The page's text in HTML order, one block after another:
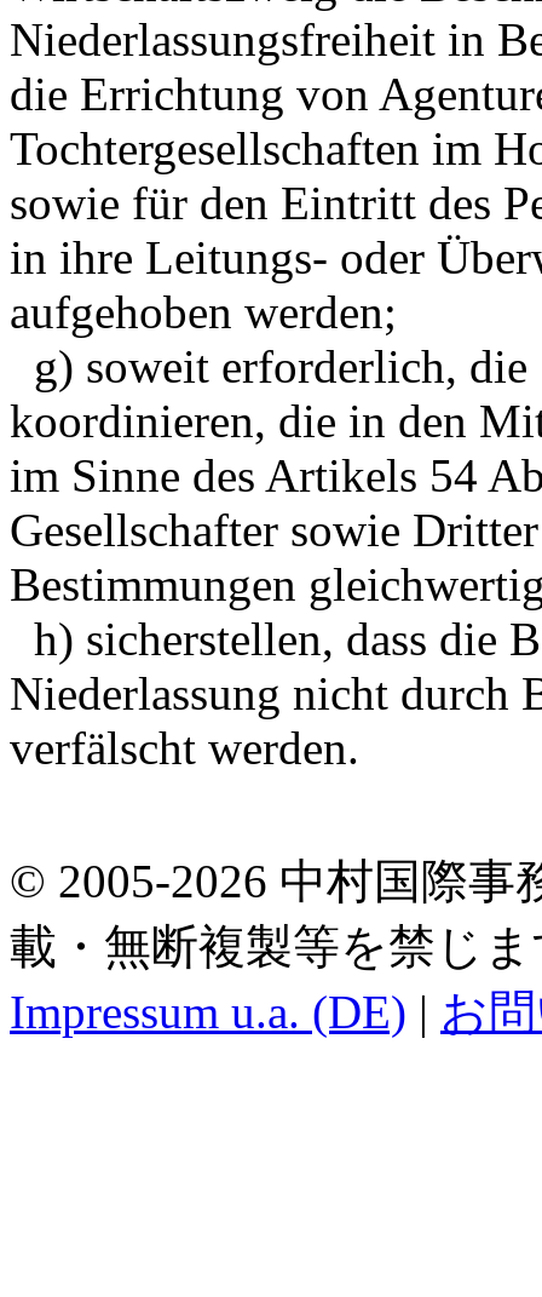
Niederlassungsfreiheit in
die Errichtung von
Tochtergesellschaften im
sowie für den Eintritt des
in ihre Leitungs- oder
aufgehoben werden;
g) soweit erforderlich, die
koordinieren, die in den
im Sinne des Artikels 54
Gesellschafter sowie
Bestimmungen
h) sicherstellen, dass die
Niederlassung nicht durch
verfälscht werden.
© 2005-2026 中村国際事
載・無断複製等を禁じ
Impressum u.a. (DE) | お